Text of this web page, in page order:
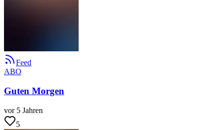
Feed
ABO
Guten Morgen
vor 5 Jahren
5